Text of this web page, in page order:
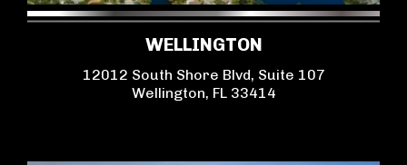
WELLINGTON
12012 South Shore Blvd, Suite 107
Wellington, FL 33414